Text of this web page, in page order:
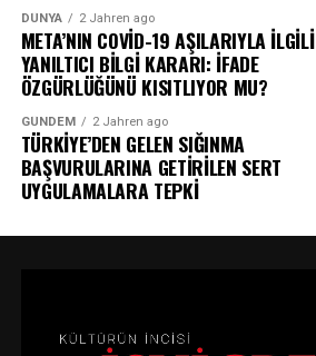
DÜNYA 2 Jahren ago
META’NIN COVİD-19 AŞILARIYLA İLGİLİ
YANILTICI BİLGİ KARARI: İFADE
ÖZGÜRLÜĞÜNÜ KISITLIYOR MU?
GÜNDEM 2 Jahren ago
TÜRKİYE’DEN GELEN SIĞINMA
BAŞVURULARINA GETİRİLEN SERT
UYGULAMALARA TEPKİ